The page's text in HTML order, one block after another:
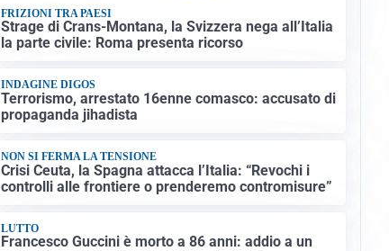
FRIZIONI TRA PAESI
Strage di Crans-Montana, la Svizzera nega all’Italia
la parte civile: Roma presenta ricorso
INDAGINE DIGOS
Terrorismo, arrestato 16enne comasco: accusato di
propaganda jihadista
NON SI FERMA LA TENSIONE
Crisi Ceuta, la Spagna attacca l’Italia: “Revochi i
controlli alle frontiere o prenderemo contromisure”
LUTTO
Francesco Guccini è morto a 86 anni: addio a un